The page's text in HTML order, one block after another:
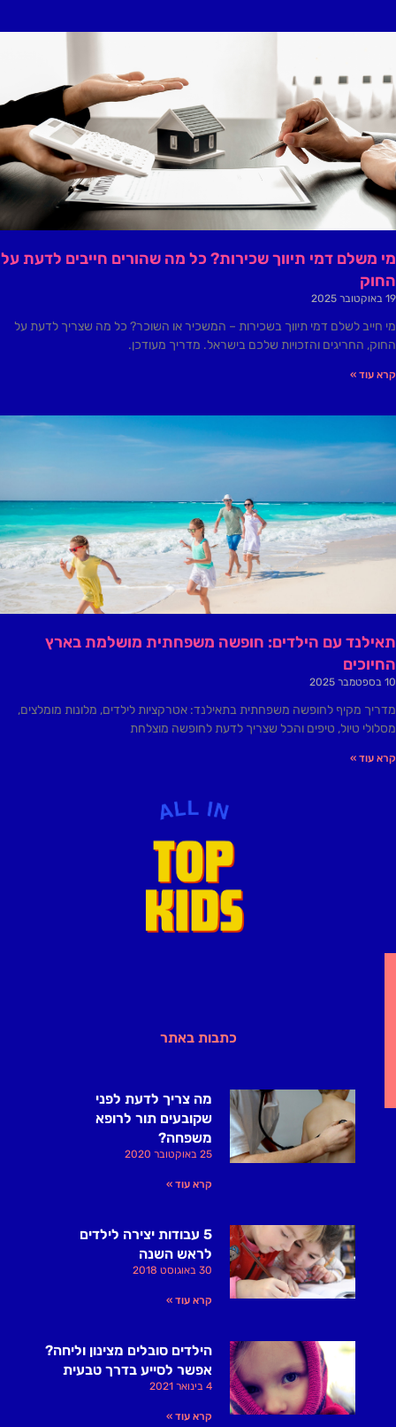
מי משלם דמי תיווך שכירות? כל מה שהורים חייבים לדעת על
החוק
19 באוקטובר 2025
מי חייב לשלם דמי תיווך בשכירות – המשכיר או השוכר? כל מה שצריך לדעת על
החוק, החריגים והזכויות שלכם בישראל. מדריך מעודכן.
קרא עוד »
תאילנד עם הילדים: חופשה משפחתית מושלמת בארץ
החיוכים
10 בספטמבר 2025
מדריך מקיף לחופשה משפחתית בתאילנד: אטרקציות לילדים, מלונות מומלצים,
מסלולי טיול, טיפים והכל שצריך לדעת לחופשה מוצלחת
קרא עוד »
כתבות באתר
מה צריך לדעת לפני
שקובעים תור לרופא
משפחה?
25 באוקטובר 2020
קרא עוד »
5 עבודות יצירה לילדים
לראש השנה
30 באוגוסט 2018
קרא עוד »
הילדים סובלים מצינון וליחה?
אפשר לסייע בדרך טבעית
4 בינואר 2021
קרא עוד »